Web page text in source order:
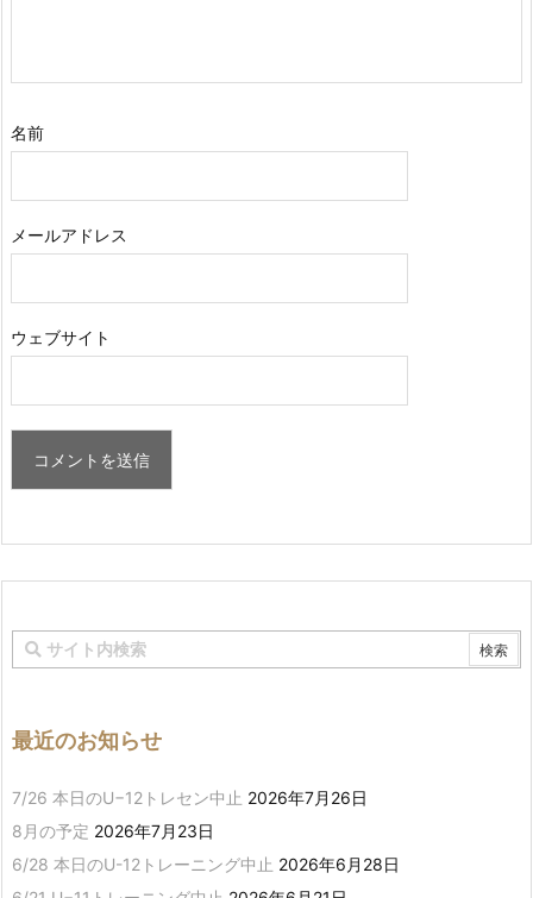
名前
メールアドレス
ウェブサイト
最近のお知らせ
7/26 本日のU−12トレセン中止 2026年7月26日
8月の予定 2026年7月23日
6/28 本日のU-12トレーニング中止 2026年6月28日